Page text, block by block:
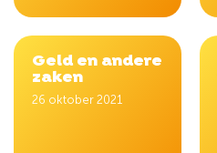
Geld en andere
zaken
26 oktober 2021